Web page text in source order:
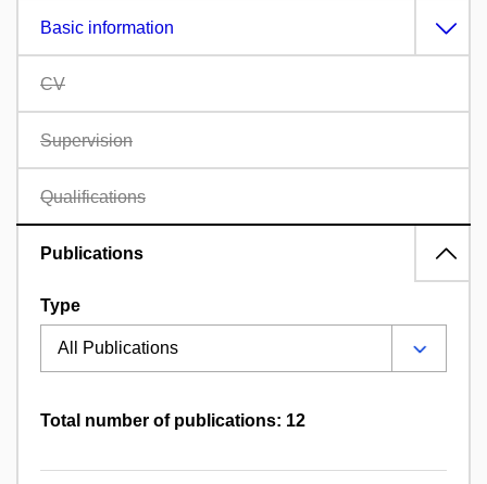
Basic information
CV
Supervision
Qualifications
Publications
Type
Total number of publications: 12